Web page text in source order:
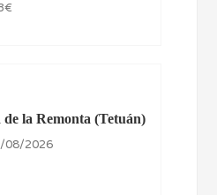
la Remonta (Tetuán)
08/2026